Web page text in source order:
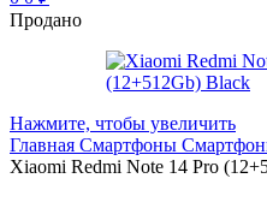
Продано
Нажмите, чтобы увеличить
Главная Смартфоны
Xiaomi Redmi Note 14 Pro